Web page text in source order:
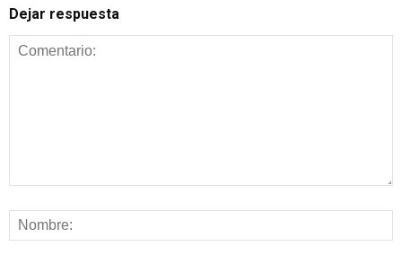
Dejar respuesta